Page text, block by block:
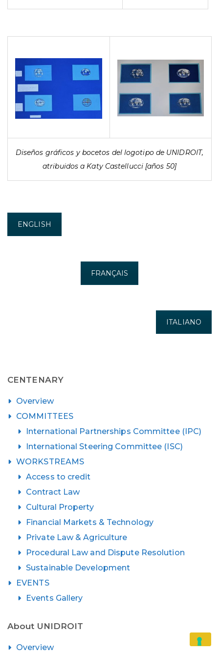
Diseños gráficos y bocetos del logotipo de UNIDROIT,
atribuidos a Katy Castellucci [años 50]
ENGLISH
FRANÇAIS
ITALIANO
CENTENARY
Overview
COMMITTEES
International Partnerships Committee (IPC)
International Steering Committee (ISC)
WORKSTREAMS
Access to credit
Contract Law
Cultural Property
Financial Markets & Technology
Private Law & Agriculture
Procedural Law and Dispute Resolution
Sustainable Development
EVENTS
Events Gallery
About UNIDROIT
Overview